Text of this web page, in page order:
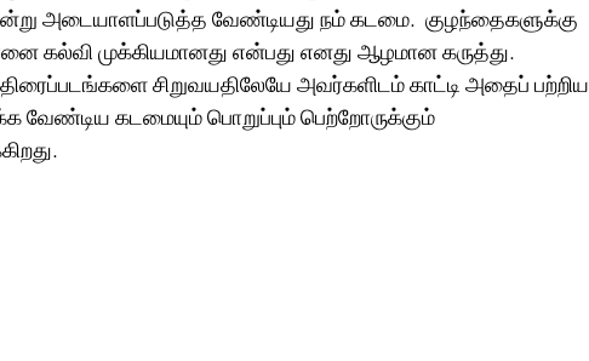
அடையாளப்படுத்த வேண்டியது நம் கடமை.  குழந்தைகளுக்கு
கல்வி முக்கியமானது என்பது எனது ஆழமான கருத்து.
சிறுவயதிலேயே அவர்களிடம் காட்டி அதைப் பற்றிய
வேண்டிய கடமையும் பொறுப்பும் பெற்றோருக்கும்